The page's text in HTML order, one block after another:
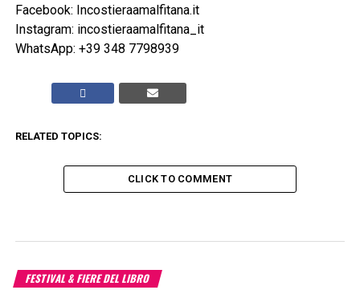
Facebook: Incostieraamalfitana.it
Instagram: incostieraamalfitana_it
WhatsApp: +39 348 7798939
RELATED TOPICS:
CLICK TO COMMENT
FESTIVAL & FIERE DEL LIBRO